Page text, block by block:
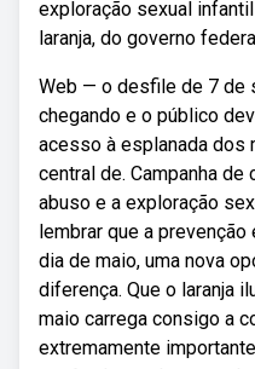
exploração sexual
laranja, do governo
Web — o desfile de 7 de
chegando e o público
acesso à esplanada dos
central de. Campanha
abuso e a exploração
lembrar que a prevenção
dia de maio, uma nova
diferença. Que o laranja
maio carrega consigo a
extremamente